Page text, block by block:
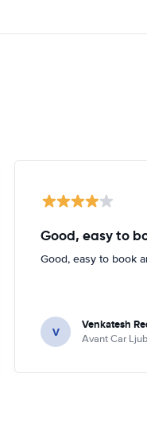
Good, easy to
Good, easy to book
V Venkatesh
Avant Car